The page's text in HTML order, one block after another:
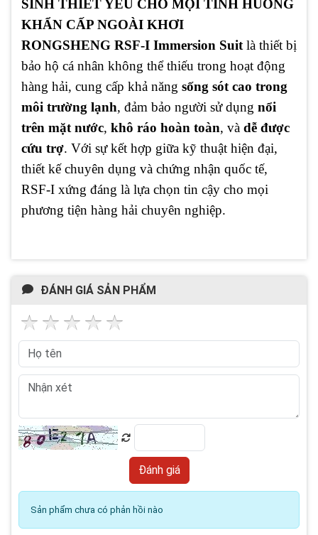
SINH THIẾT YẾU CHO MỌI TÌNH HUỐNG
KHẨN CẤP NGOÀI KHƠI
RONGSHENG RSF-I Immersion Suit là thiết bị
bảo hộ cá nhân không thể thiếu trong hoạt động
hàng hải, cung cấp khả năng sống sót cao trong
môi trường lạnh, đảm bảo người sử dụng nổi
trên mặt nước, khô ráo hoàn toàn, và dễ được
cứu trợ. Với sự kết hợp giữa kỹ thuật hiện đại,
thiết kế chuyên dụng và chứng nhận quốc tế,
RSF-I xứng đáng là lựa chọn tin cậy cho mọi
phương tiện hàng hải chuyên nghiệp.
ĐÁNH GIÁ SẢN PHẨM
Sản phẩm chưa có phản hồi nào